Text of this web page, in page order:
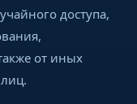
доступа,
от иных